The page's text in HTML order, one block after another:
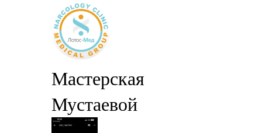
Мастерская
Мустаевой